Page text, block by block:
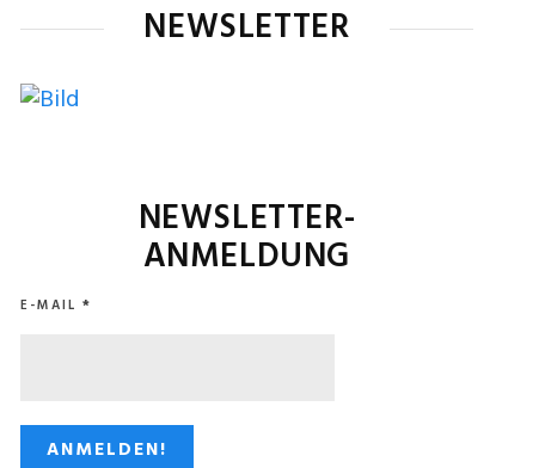
NEWSLETTER
NEWSLETTER-
ANMELDUNG
E-MAIL *